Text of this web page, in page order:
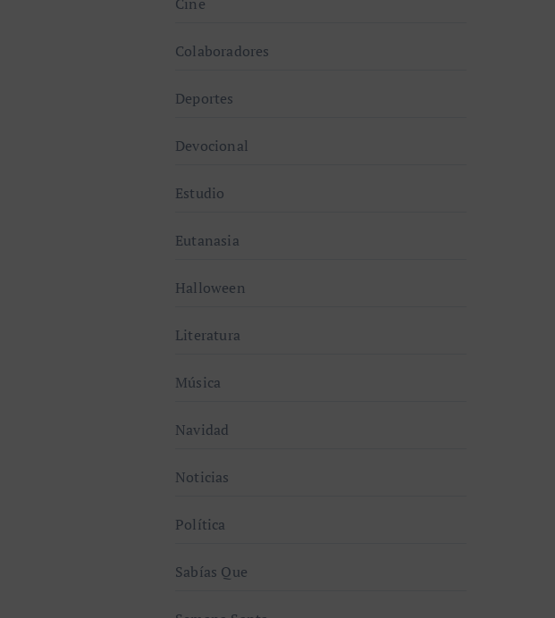
Colaboradores
Deportes
Devocional
Estudio
Eutanasia
Halloween
Literatura
Música
Navidad
Noticias
Política
Sabías Que